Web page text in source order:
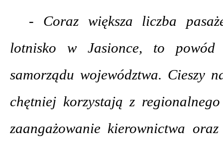
- Coraz większa liczba
lotnisko w Jasionce, to
samorządu województwa. Cieszy
chętniej korzystają z
zaangażowanie kierownictwa